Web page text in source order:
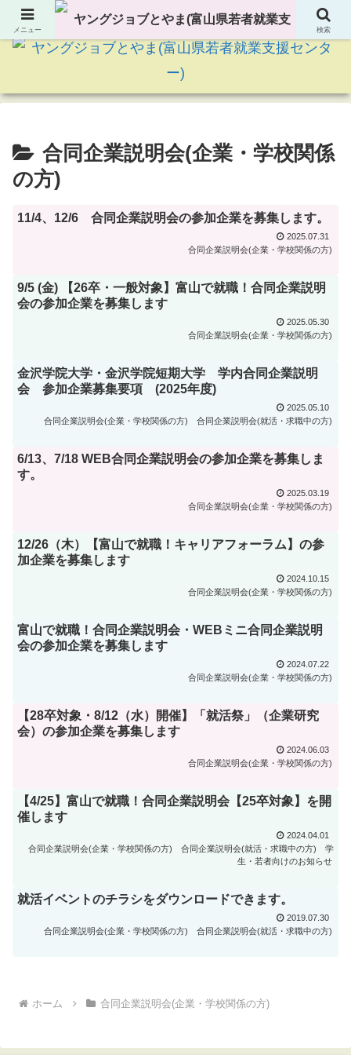
若者の就職に関する様々なサポートをしています
合同企業説明会(企業・学校関係
の方)
11/4、12/6 合同企業説明会の参加企業を募集します。
2025.07.31
合同企業説明会(企業・学校関係の方)
9/5 (金) 【26卒・一般対象】富山で就職！合同企業説明
会の参加企業を募集します
2025.05.30
合同企業説明会(企業・学校関係の方)
金沢学院大学・金沢学院短期大学 学内合同企業説明
会 参加企業募集要項 (2025年度)
2025.05.10
合同企業説明会(企業・学校関係の方)
合同企業説明会(就活・求職中の方)
6/13、7/18 WEB合同企業説明会の参加企業を募集しま
す。
2025.03.19
合同企業説明会(企業・学校関係の方)
12/26（木）【富山で就職！キャリアフォーラム】の参
加企業を募集します
2024.10.15
合同企業説明会(企業・学校関係の方)
富山で就職！合同企業説明会・WEBミニ合同企業説明
会の参加企業を募集します
2024.07.22
合同企業説明会(企業・学校関係の方)
【28卒対象・8/12（水）開催】「就活祭」（企業研究
会）の参加企業を募集します
2024.06.03
合同企業説明会(企業・学校関係の方)
【4/25】富山で就職！合同企業説明会【25卒対象】を開
催します
2024.04.01
合同企業説明会(企業・学校関係の方)
合同企業説明会(就活・求職中の方)
学
生・若者向けのお知らせ
就活イベントのチラシをダウンロードできます。
2019.07.30
合同企業説明会(企業・学校関係の方)
合同企業説明会(就活・求職中の方)
ホーム 合同企業説明会(企業・学校関係の方)
メニュー 検索